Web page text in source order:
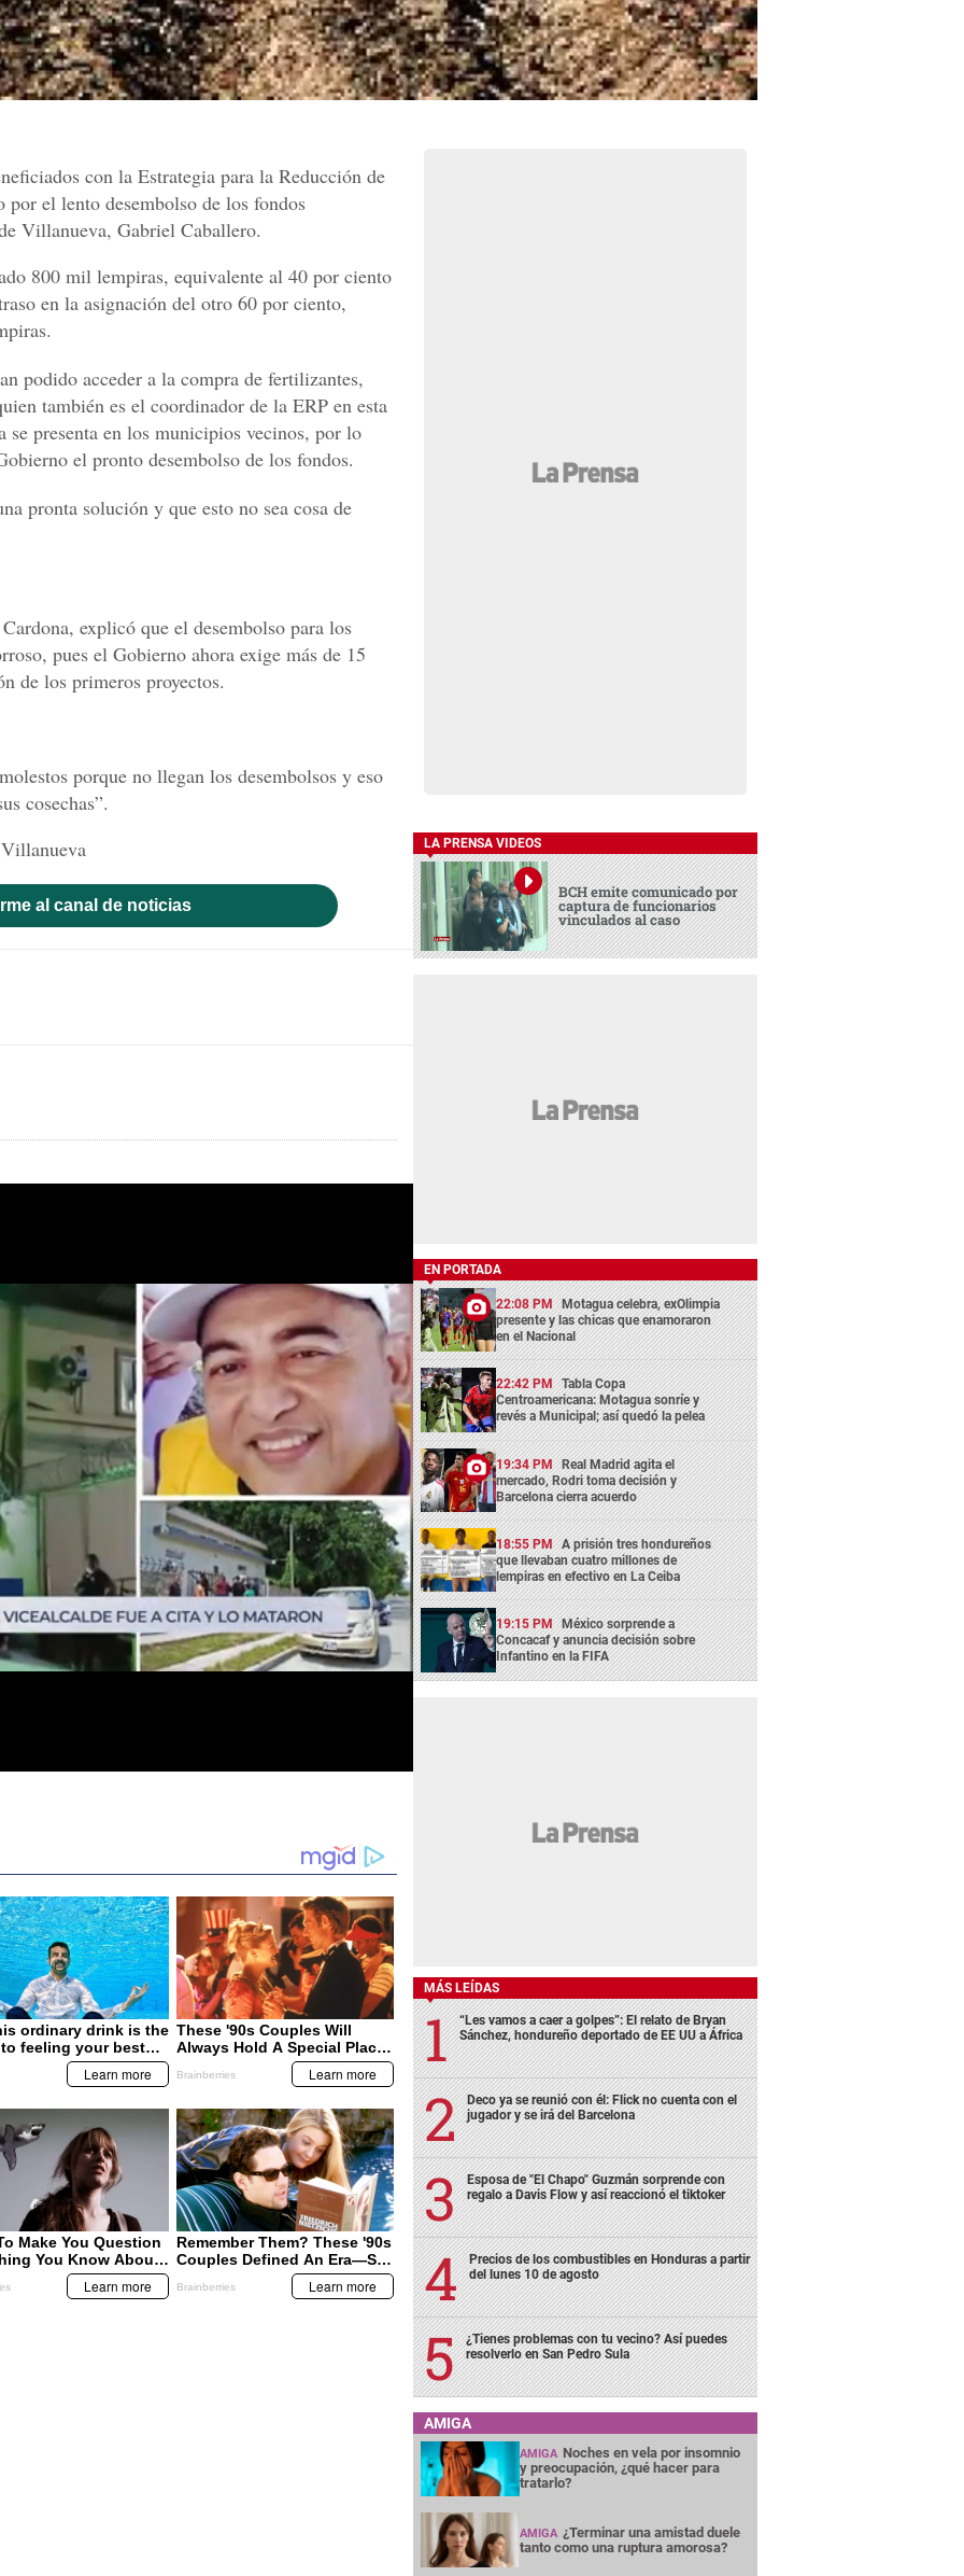
con la Estrategia para la Reducción de
por el lento desembolso de los fondos
Villanueva, Gabriel Caballero.
800 mil lempiras, equivalente al 40 por ciento
en la asignación del otro 60 por ciento,
podido acceder a la compra de fertilizantes,
también es el coordinador de la ERP en esta
presenta en los municipios vecinos, por lo
el pronto desembolso de los fondos.
pronta solución y que esto no sea cosa de
explicó que el desembolso para los
pues el Gobierno ahora exige más de 15
de los primeros proyectos.
porque no llegan los desembolsos y eso
cosechas”.
al canal de noticias
LA PRENSA VIDEOS
BCH emite comunicado por
captura de funcionarios
vinculados al caso
EN PORTADA
22:08 PM Motagua celebra, exOlimpia
presente y las chicas que enamoraron
en el Nacional
22:42 PM Tabla Copa
Centroamericana: Motagua sonríe y
revés a Municipal; así quedó la pelea
19:34 PM Real Madrid agita el
mercado, Rodri toma decisión y
Barcelona cierra acuerdo
18:55 PM A prisión tres hondureños
que llevaban cuatro millones de
lempiras en efectivo en La Ceiba
19:15 PM México sorprende a
Concacaf y anuncia decisión sobre
Infantino en la FIFA
MÁS LEÍDAS
“Les vamos a caer a golpes”: El relato de Bryan
Sánchez, hondureño deportado de EE UU a África
Deco ya se reunió con él: Flick no cuenta con el
jugador y se irá del Barcelona
Esposa de "El Chapo" Guzmán sorprende con
regalo a Davis Flow y así reaccionó el tiktoker
Precios de los combustibles en Honduras a partir
del lunes 10 de agosto
¿Tienes problemas con tu vecino? Así puedes
resolverlo en San Pedro Sula
AMIGA
AMIGA Noches en vela por insomnio
y preocupación, ¿qué hacer para
tratarlo?
AMIGA ¿Terminar una amistad duele
tanto como una ruptura amorosa?